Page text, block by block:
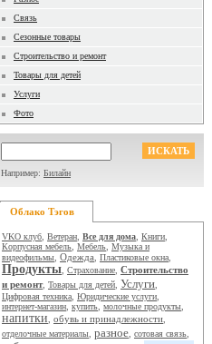
Связь
Сезонные товары
Строительство и ремонт
Товары для детей
Услуги
Фото
Например: Билайн
Облако Тэгов
VKO клуб Ветеран Все для дома Книги
Корпусная мебель Мебель Музыка и
видеофильмы Одежда Пластиковые окна
Продукты Страхование Строительство
и ремонт, Товары для детей Услуги
Цифровая техника Юридические услуги
интернет-магазин купить молочные продукты
напитки обувь и принадлежности
отделочные материалы разное сотовая связь